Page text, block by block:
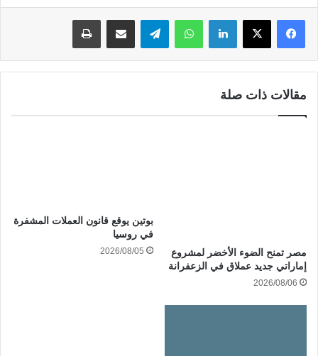
لينكدإن واتساب
مقالات ذات صلة
مصر تمنح الضوء الأخضر لمشروع
إماراتي جديد عملاق في الزعفرانة
2026/08/06
بوتين يوقع قانون العملات المشفرة
في روسيا
2026/08/05